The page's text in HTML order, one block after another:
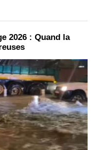
2026 : Quand la